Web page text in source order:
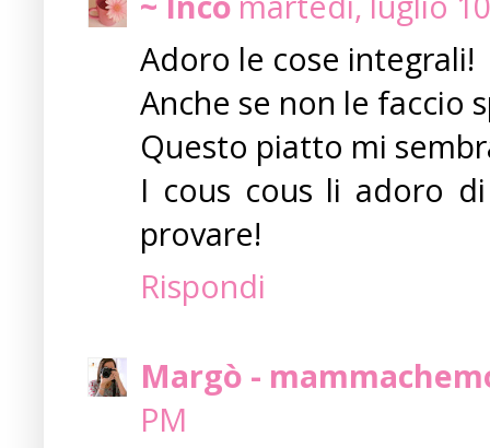
Adoro le cose integrali!
Anche se non le faccio
Questo piatto mi
I cous cous li adoro
provare!
Rispondi
Margò -
PM